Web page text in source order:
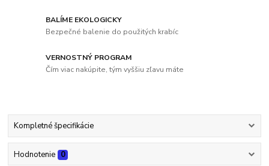
BALÍME EKOLOGICKY
Bezpečné balenie do použitých krabíc
VERNOSTNÝ PROGRAM
Čím viac nakúpite, tým vyššiu zľavu máte
Kompletné špecifikácie
Hodnotenie 0